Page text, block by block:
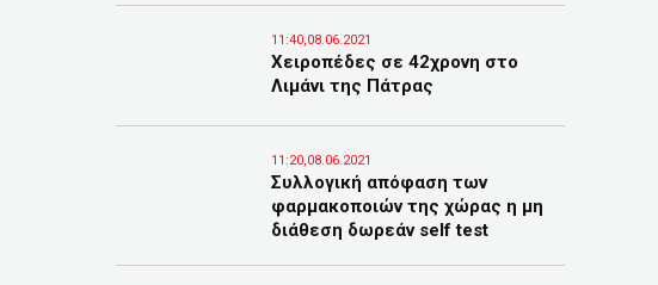
11:40,08.06.2021
Χειροπέδες σε 42χρονη στο
Λιμάνι της Πάτρας
11:20,08.06.2021
Συλλογική απόφαση των
φαρμακοποιών της χώρας η μη
διάθεση δωρεάν self test